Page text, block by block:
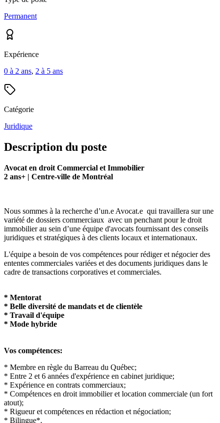
Permanent
Expérience
0 à 2 ans, 2 à 5 ans
Catégorie
Juridique
Description du poste
Avocat en droit Commercial et Immobilier
2 ans+ | Centre-ville de Montréal
Nous sommes à la recherche d’un.e Avocat.e qui travaillera sur une
variété de dossiers commerciaux avec un penchant pour le droit
immobilier au sein d’une équipe d'avocats fournissant des conseils
juridiques et stratégiques à des clients locaux et internationaux.
L'équipe a besoin de vos compétences pour rédiger et négocier des
ententes commerciales variées et des documents juridiques dans le
cadre de transactions corporatives et commerciales.
* Mentorat
* Belle diversité de mandats et de clientèle
* Travail d'équipe
* Mode hybride
Vos compétences:
* Membre en règle du Barreau du Québec;
* Entre 2 et 6 années d'expérience en cabinet juridique;
* Expérience en contrats commerciaux;
* Compétences en droit immobilier et location commerciale (un fort
atout);
* Rigueur et compétences en rédaction et négociation;
* Bilingue*.